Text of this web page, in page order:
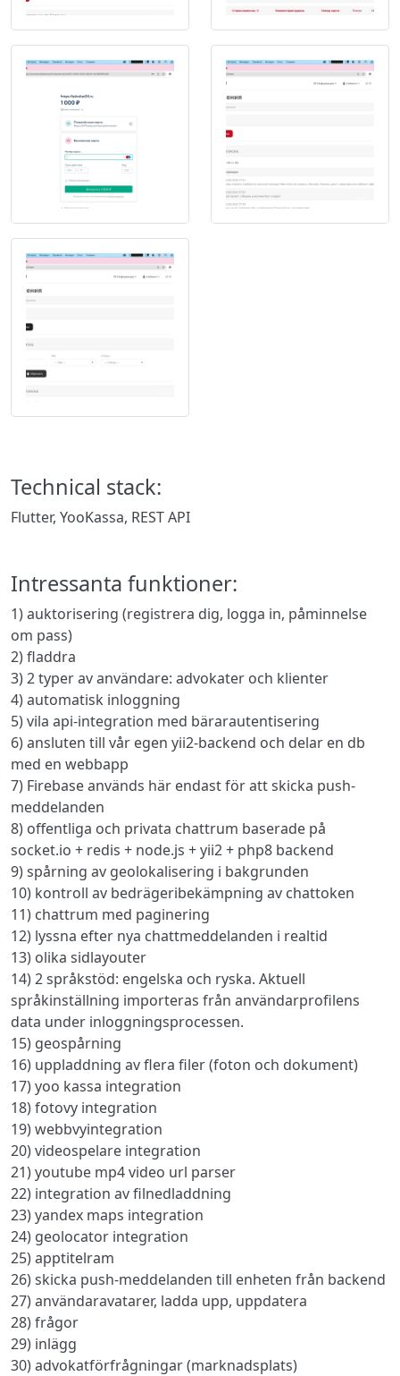
Technical stack:
Flutter, YooKassa, REST API
Intressanta funktioner:
1) auktorisering (registrera dig, logga in, påminnelse
om pass)
2) fladdra
3) 2 typer av användare: advokater och klienter
4) automatisk inloggning
5) vila api-integration med bärarautentisering
6) ansluten till vår egen yii2-backend och delar en db
med en webbapp
7) Firebase används här endast för att skicka push-
meddelanden
8) offentliga och privata chattrum baserade på
socket.io + redis + node.js + yii2 + php8 backend
9) spårning av geolokalisering i bakgrunden
10) kontroll av bedrägeribekämpning av chattoken
11) chattrum med paginering
12) lyssna efter nya chattmeddelanden i realtid
13) olika sidlayouter
14) 2 språkstöd: engelska och ryska. Aktuell
språkinställning importeras från användarprofilens
data under inloggningsprocessen.
15) geospårning
16) uppladdning av flera filer (foton och dokument)
17) yoo kassa integration
18) fotovy integration
19) webbvyintegration
20) videospelare integration
21) youtube mp4 video url parser
22) integration av filnedladdning
23) yandex maps integration
24) geolocator integration
25) apptitelram
26) skicka push-meddelanden till enheten från backend
27) användaravatarer, ladda upp, uppdatera
28) frågor
29) inlägg
30) advokatförfrågningar (marknadsplats)